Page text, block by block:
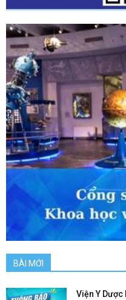
BÀI MỚI
Viện Y